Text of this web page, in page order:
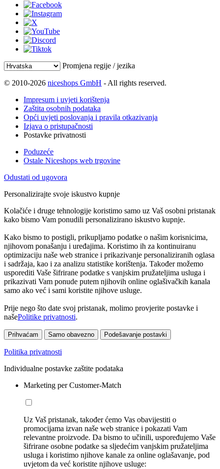
Promjena regije / jezika
© 2010-2026 niceshops GmbH - All rights reserved.
Impresum i uvjeti korištenja
Zaštita osobnih podataka
Opći uvjeti poslovanja i pravila otkazivanja
Izjava o pristupačnosti
Postavke privatnosti
Poduzeće
Ostale Niceshops web trgovine
Odustati od ugovora
Personalizirajte svoje iskustvo kupnje
Kolačiće i druge tehnologije koristimo samo uz Vaš osobni pristanak
kako bismo Vam ponudili personalizirano iskustvo kupnje.
Kako bismo to postigli, prikupljamo podatke o našim korisnicima,
njihovom ponašanju i uređajima. Koristimo ih za kontinuiranu
optimizaciju naše web stranice i prikazivanje personaliziranih oglasa
i sadržaja, kao i za analizu statistike korištenja. Također možemo
usporediti Vaše šifrirane podatke s vanjskim pružateljima usluga i
prikazivati Vam ponude putem njihovih online oglašivačkih kanala
samo ako već i sami koristite njihove usluge.
Prije nego što date svoj pristanak, molimo provjerite postavke i
našePolitike privatnosti.
Prihvaćam Samo obavezno Podešavanje postavki
Politika privatnosti
Individualne postavke zaštite podataka
Marketing per Customer-Match
Uz Vaš pristanak, također ćemo Vas obavijestiti o
promocijama izvan naše web stranice i pokazati Vam
relevantne proizvode. Da bismo to učinili, uspoređujemo Vaše
šifrirane osobne podatke sa sljedećim vanjskim pružateljima
usluga i koristimo njihove kanale za online oglašavanje, pod
uvjetom da već koristite njihove usluge: